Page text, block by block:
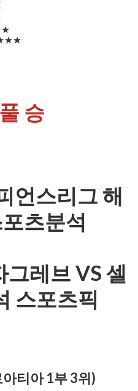
승
언스리그 해
츠분석
레브 VS 셀
스포츠픽
티아 1부 3위)